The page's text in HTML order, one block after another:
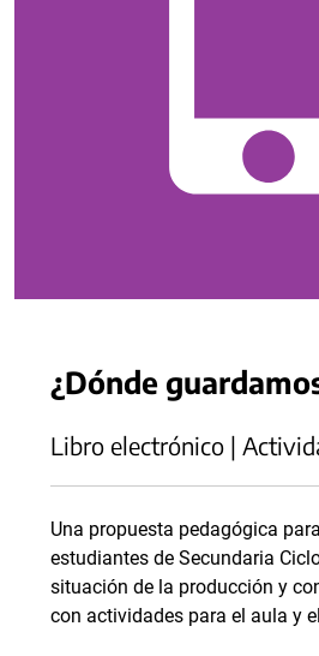
¿Dónde
Libro electrónico |
Una propuesta pedagógica
estudiantes de Secundaria
situación de la producción y
con actividades para el aula y